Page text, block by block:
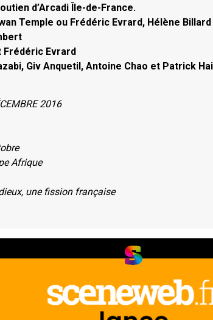
d’Arcadi Île-de-France.
Temple ou Frédéric Evrard, Hélène Billard
Frédéric Evrard
Giv Anquetil, Antoine Chao et Patrick
2016
Afrique
une fission française